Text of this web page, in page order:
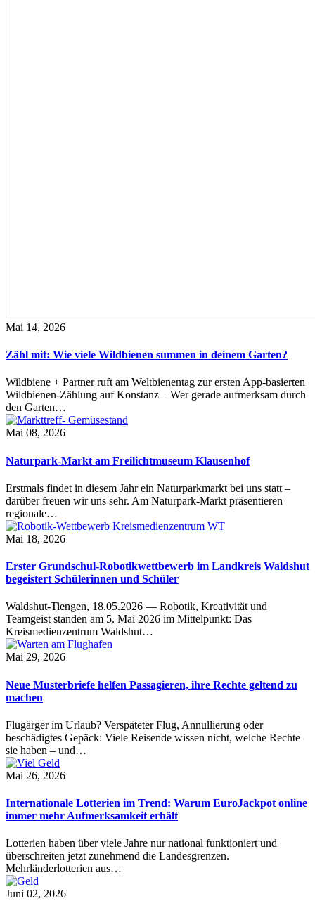
Mai 14, 2026
Zähl mit: Wie viele Wildbienen summen in deinem Garten?
Wildbiene + Partner ruft am Weltbienentag zur ersten App-basierten
Wildbienen-Zählung auf Konstanz – Wer gerade aufmerksam durch
den Garten…
Mai 08, 2026
Naturpark-Markt am Freilichtmuseum Klausenhof
Erstmals findet in diesem Jahr ein Naturparkmarkt bei uns statt –
darüber freuen wir uns sehr. Am Naturpark-Markt präsentieren
regionale…
Mai 18, 2026
Erster Grundschul-Robotikwettbewerb im Landkreis Waldshut
begeistert Schülerinnen und Schüler
Waldshut-Tiengen, 18.05.2026 — Robotik, Kreativität und
Teamgeist standen am 5. Mai 2026 im Mittelpunkt: Das
Kreismedienzentrum Waldshut…
Mai 29, 2026
Neue Musterbriefe helfen Passagieren, ihre Rechte geltend zu
machen
Flugärger im Urlaub? Verspäteter Flug, Annullierung oder
beschädigtes Gepäck: Viele Reisende wissen nicht, welche Rechte
sie haben – und…
Mai 26, 2026
Internationale Lotterien im Trend: Warum EuroJackpot online
immer mehr Aufmerksamkeit erhält
Lotterien haben über viele Jahre nur national funktioniert und
überschreiten jetzt zunehmend die Landesgrenzen.
Mehrländerlotterien aus…
Juni 02, 2026